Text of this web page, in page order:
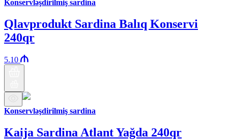
Konservləşdirilmiş sardina
Qlavprodukt Sardina Balıq Konservi
240qr
5.10
Konservləşdirilmiş sardina
Kaija Sardina Atlant Yağda 240qr